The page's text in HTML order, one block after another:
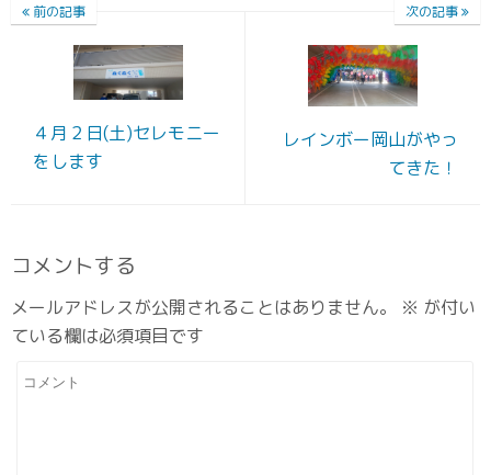
前の記事
４月２日(土)セレモニー
をします
次の記事
レインボー岡山がやっ
てきた！
コメントする
メールアドレスが公開されることはありません。 ※ が付い
ている欄は必須項目です